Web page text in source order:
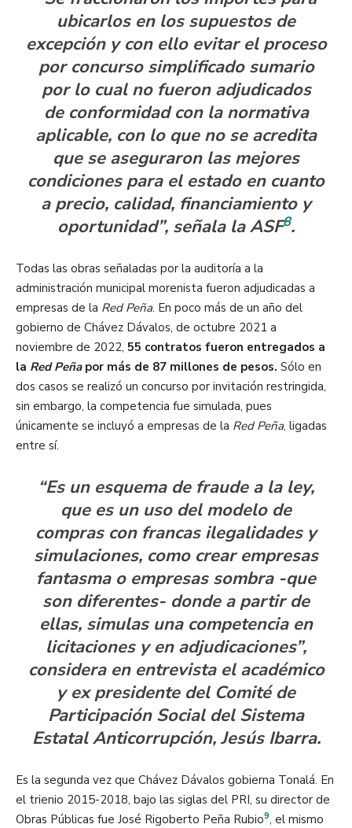
ubicarlos en los supuestos de
excepción y con ello evitar el proceso
por concurso simplificado sumario
por lo cual no fueron adjudicados
de conformidad con la normativa
aplicable, con lo que no se acredita
que se aseguraron las mejores
condiciones para el estado en cuanto
a precio, calidad, financiamiento y
oportunidad”, señala la ASF8.
Todas las obras señaladas por la auditoría a la
administración municipal morenista fueron adjudicadas a
empresas de la Red Peña. En poco más de un año del
gobierno de Chávez Dávalos, de octubre 2021 a
noviembre de 2022, 55 contratos fueron entregados a
la Red Peñapor más de 87 millones de pesos. Sólo en
dos casos se realizó un concurso por invitación restringida,
sin embargo, la competencia fue simulada, pues
únicamente se incluyó a empresas de la Red Peña, ligadas
entre sí.
“Es un esquema de fraude a la ley,
que es un uso del modelo de
compras con francas ilegalidades y
simulaciones, como crear empresas
fantasma o empresas sombra -que
son diferentes- donde a partir de
ellas, simulas una competencia en
licitaciones y en adjudicaciones”,
considera en entrevista el académico
y ex presidente del Comité de
Participación Social del Sistema
Estatal Anticorrupción, Jesús Ibarra.
Es la segunda vez que Chávez Dávalos gobierna Tonalá. En
el trienio 2015-2018, bajo las siglas del PRI, su director de
Obras Públicas fue José Rigoberto Peña Rubio9, el mismo